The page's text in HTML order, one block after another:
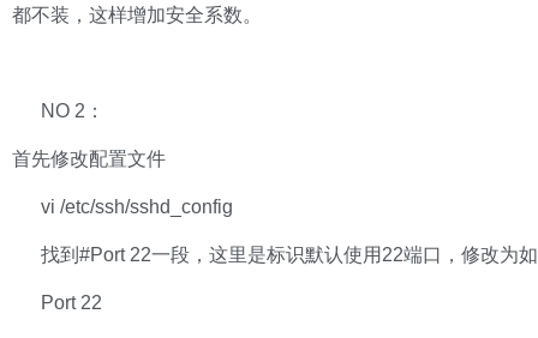
都不装，这样增加安全系数。
NO 2：
首先修改配置文件
vi /etc/ssh/sshd_config
找到#Port 22一段，这里是标识默认使用22端口，修改为
Port 22